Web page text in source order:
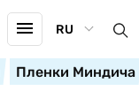
RU
Пленки Миндича